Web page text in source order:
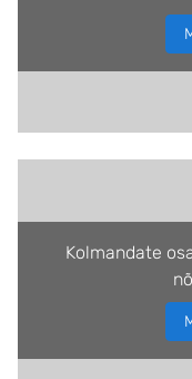
Kolmandate